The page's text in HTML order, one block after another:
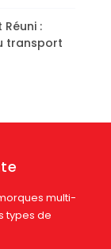
:
transport
multi-
types de